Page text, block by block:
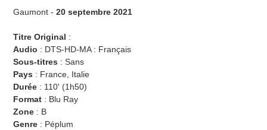
votre
Gaumont - 20 septembre 2021
Titre Original :
Audio : DTS-HD-MA : Français
Sous-titres : Sans
Pays : France, Italie
Durée : 110' (1h50)
Format : Blu Ray
Zone : B
Genre : Péplum